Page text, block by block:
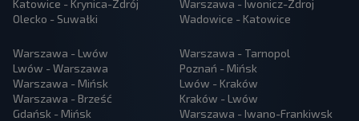
Katowice - Krynica-Zdrój
Olecko - Suwałki
Warszawa - Iwonicz-Zdroj
Wadowice - Katowice
Warszawa - Lwów
Lwów - Warszawa
Warszawa - Mińsk
Warszawa - Brześć
Gdańsk - Mińsk
Warszawa - Tarnopol
Poznań - Mińsk
Lwów - Kraków
Kraków - Lwów
Warszawa - Iwano-Frankiwsk